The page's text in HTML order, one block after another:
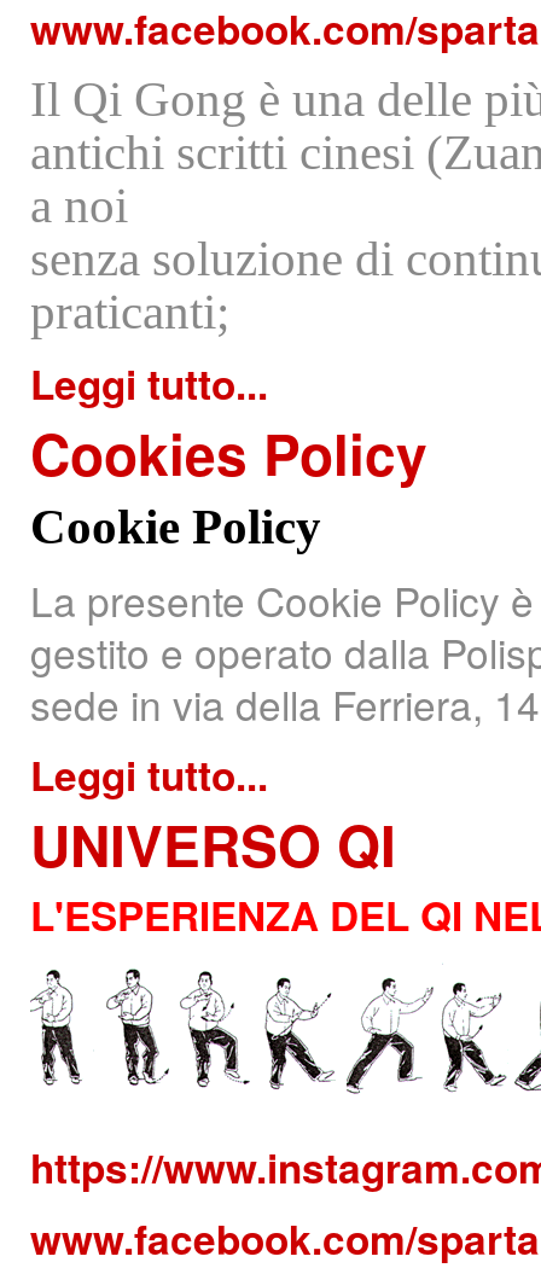
www.facebook.com/
Il Qi Gong è una delle
antichi scritti cinesi
a noi
senza soluzione di
praticanti;
Leggi tutto...
Cookies Policy
Cookie Policy
La presente Cookie Policy
gestito e operato dalla
sede in via della Ferriera,
Leggi tutto...
UNIVERSO QI
L'ESPERIENZA DEL QI
https://
www.facebook.com/